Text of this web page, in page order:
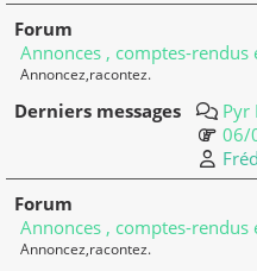
Annonces , comptes-rendus
Annoncez,racontez.
Pyr
06/
Annonces , comptes-rendus
Annoncez,racontez.